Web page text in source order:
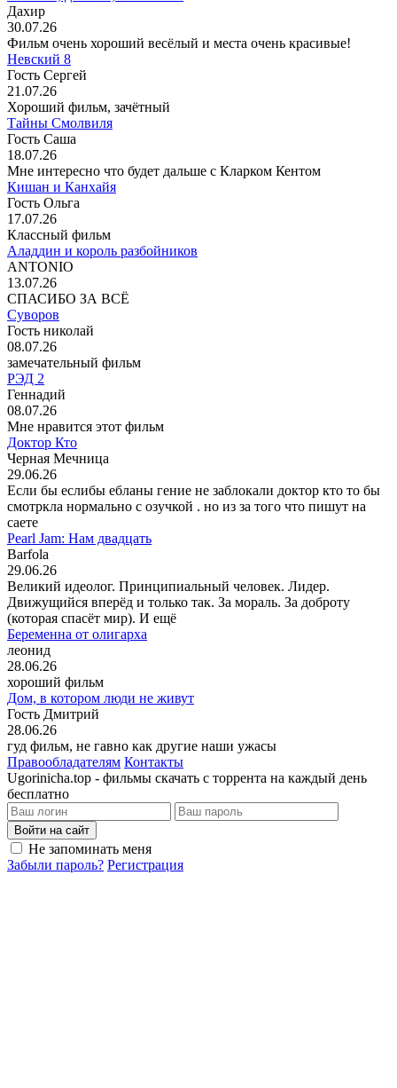
Дахир
30.07.26
Фильм очень хороший весёлый и места очень красивые!
Невский 8
Гость Сергей
21.07.26
Хороший фильм, зачётный
Тайны Смолвиля
Гость Саша
18.07.26
Мне интересно что будет дальше с Кларком Кентом
Кишан и Канхайя
Гость Ольга
17.07.26
Классный фильм
Аладдин и король разбойников
ANTONIO
13.07.26
СПАСИБО ЗА ВСЁ
Суворов
Гость николай
08.07.26
замечательный фильм
РЭД 2
Геннадий
08.07.26
Мне нравится этот фильм
Доктор Кто
Черная Мечница
29.06.26
Если бы еслибы ебланы гение не заблокали доктор кто то бы
смотркла нормально с озучкой . но из за того что пишут на
саете
Pearl Jam: Нам двадцать
Barfola
29.06.26
Великий идеолог. Принципиальный человек. Лидер.
Движущийся вперёд и только так. За мораль. За доброту
(которая спасёт мир). И ещё
Беременна от олигарха
леонид
28.06.26
хороший фильм
Дом, в котором люди не живут
Гость Дмитрий
28.06.26
гуд фильм, не гавно как другие наши ужасы
Правообладателям Контакты
Ugorinicha.top - фильмы скачать с торрента на каждый день
бесплатно
Войти на сайт
Не запоминать меня
Забыли пароль? Регистрация